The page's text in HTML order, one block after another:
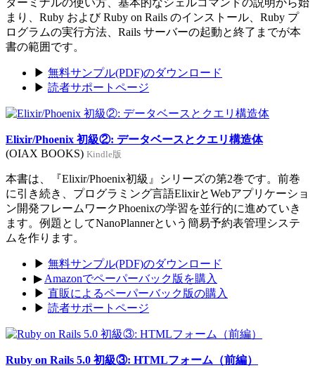
まり、Ruby および Ruby on Rails のインストール、Ruby プ
ログラムの実行方法、Rails サーバーの起動と終了までが本
書の範囲です。
▶ 無料サンプル(PDF)のダウンロード
▶ 読者サポートページ
Elixir/Phoenix 初級②: データベースとクエリ構造体
(OIAX BOOKS) Kindle版
本書は、『Elixir/Phoenix初級』シリーズの第2巻です。前巻
に引き続き、プログラミング言語ElixirとWebアプリケーショ
ン開発フレームワークPhoenixの学習を並行的に進めていき
ます。例題としてNanoPlannerという簡易予約表管理システ
ムを作ります。
▶ 無料サンプル(PDF)のダウンロード
▶ Amazonでペーパーバック版を購入
▶ 直販によるペーパーバック版の購入
▶ 読者サポートページ
Ruby on Rails 5.0 初級③: HTMLフォーム（前編）